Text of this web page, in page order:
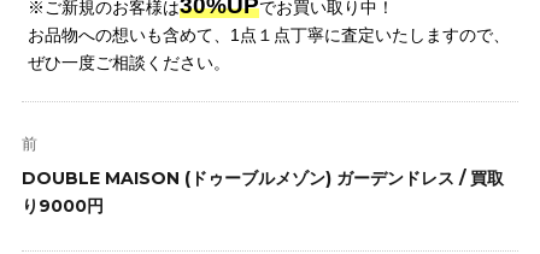
※ご新規のお客様は30%UPでお買い取り中！
お品物への想いも含めて、1点１点丁寧に査定いたしますので、
ぜひ一度ご相談ください。
稿
ナ
ビ
ゲ
前
前
の
DOUBLE MAISON (ドゥーブルメゾン) ガーデンドレス / 買取
り9000円